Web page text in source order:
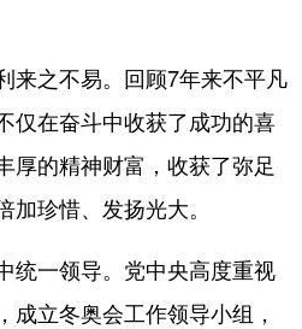
之不易。回顾7年来不平凡
仅在奋斗中收获了成功的喜
厚的精神财富，收获了弥足
珍惜、发扬光大。
一领导。党中央高度重视
成立冬奥会工作领导小组，